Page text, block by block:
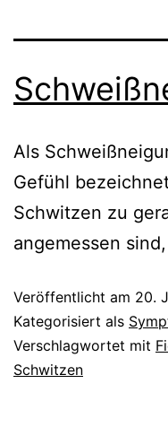
Als
Gefühl
Schwitzen zu
angemessen
Veröffentlicht am 20.
Kategorisiert als
Verschlagwortet mit
Schwitzen